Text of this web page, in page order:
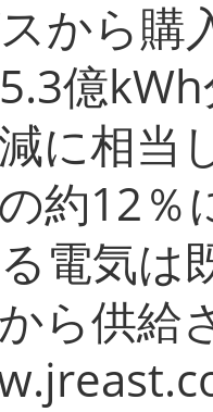
から購
億
に相当
約12％
電気は
ら供給